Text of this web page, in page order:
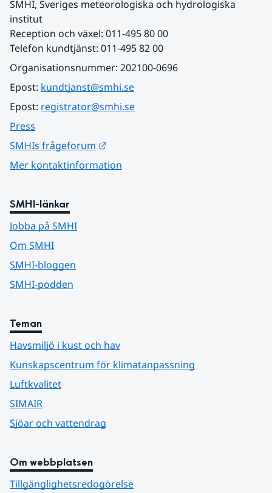
SMHI, Sveriges meteorologiska och hydrologiska
institut
Reception och växel: 011-495 80 00
Telefon kundtjänst: 011-495 82 00
Organisationsnummer: 202100-0696
Epost: kundtjanst@smhi.se
Epost: registrator@smhi.se
Press
SMHIs frågeforum
Mer kontaktinformation
SMHI-länkar
Jobba på SMHI
Om SMHI
SMHI-bloggen
SMHI-podden
Teman
Havsmiljö i kust och hav
Kunskapscentrum för klimatanpassning
Luftkvalitet
SIMAIR
Sjöar och vattendrag
Om webbplatsen
Tillgänglighetsredogörelse